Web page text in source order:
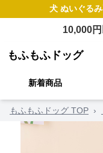
犬 ぬいぐるみ
10,000
もふもふドッグ
新着商品
もふもふドッグ TOP ›